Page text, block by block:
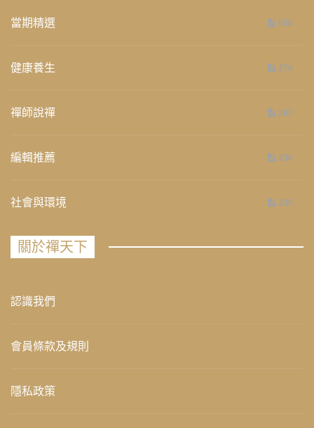
當期精選 658
健康養生 276
禪師說禪 267
編輯推薦 236
社會與環境 235
關於禪天下
認識我們
會員條款及規則
隱私政策